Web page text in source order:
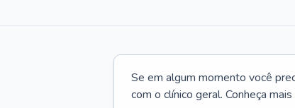
Se em algum momento você
com o clínico geral. Conheça